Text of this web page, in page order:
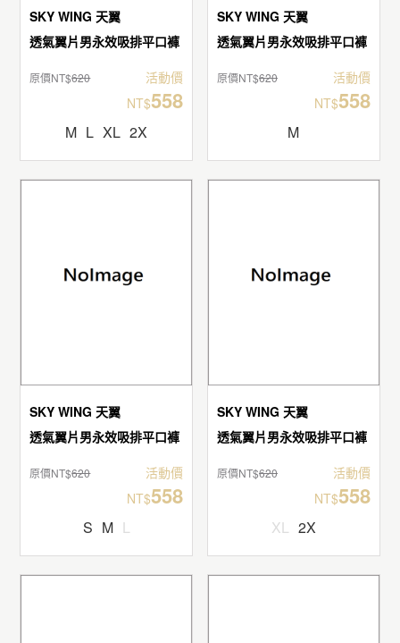
SKY WING 天翼
透氣翼片男永效吸排平口褲
原價NT$620
活動價
NT$558
M L XL 2X
SKY WING 天翼
透氣翼片男永效吸排平口褲
原價NT$620
活動價
NT$558
M
SKY WING 天翼
透氣翼片男永效吸排平口褲
原價NT$620
活動價
NT$558
S M L
SKY WING 天翼
透氣翼片男永效吸排平口褲
原價NT$620
活動價
NT$558
XL 2X